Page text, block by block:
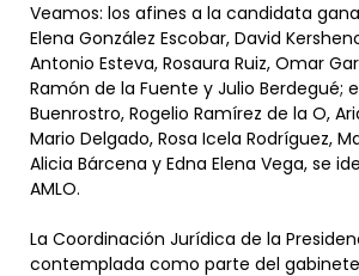
Veamos: los afines a la candidata
Elena González Escobar, David
Antonio Esteva, Rosaura Ruiz, Omar
Ramón de la Fuente y Julio Berdegué;
Buenrostro, Rogelio Ramírez de la O,
Mario Delgado, Rosa Icela Rodríguez,
Alicia Bárcena y Edna Elena Vega, se
AMLO.
La Coordinación Jurídica de la
contemplada como parte del